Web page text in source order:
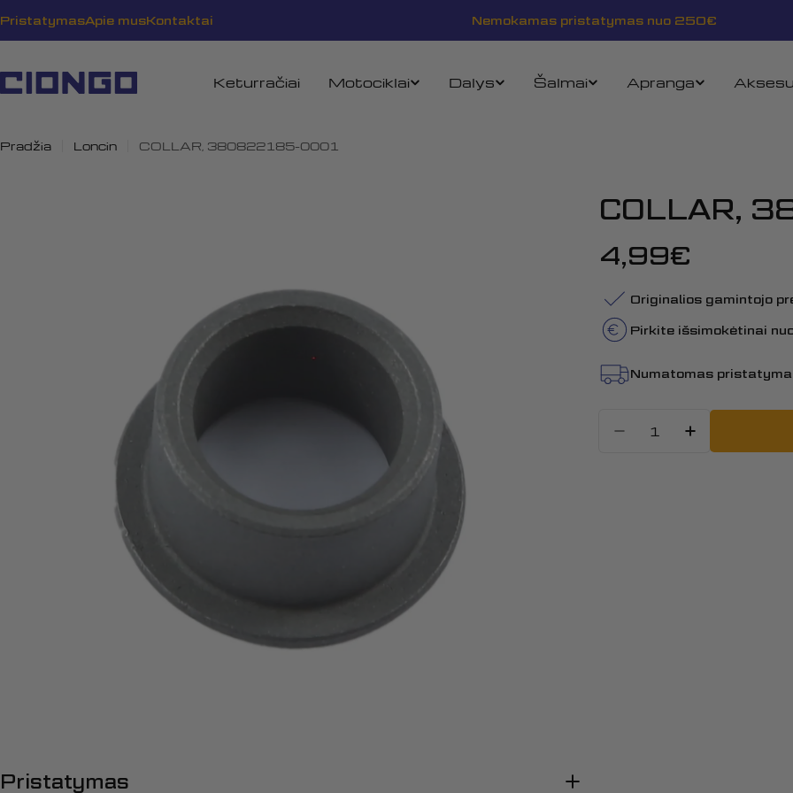
prie
PristatymasApie musKontaktai Nemokamas pristatymas nuo 250€
Keturračiai Motociklai Dalys Šalmai Apranga
Pradžia Loncin COLLAR, 380822185-0001
Pristatymas
COLLAR,
Įprasta
kaina
4,99€
Originalios gamintojo
Pirkite išsimokėtinai
Numatomas
SumažintiPadidinti